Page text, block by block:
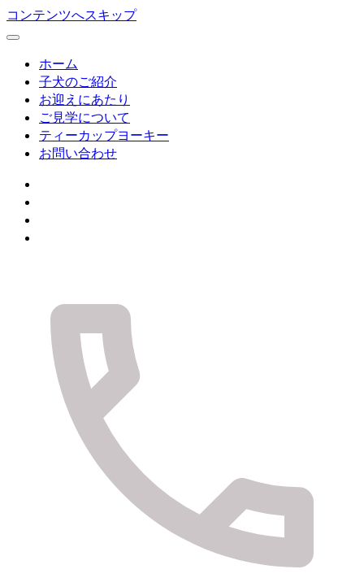
コンテンツへスキップ
ホーム
子犬のご紹介
お迎えにあたり
ご見学について
ティーカップヨーキー
お問い合わせ